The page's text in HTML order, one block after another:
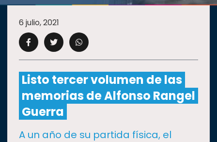
ACADEMIA
CAMPUS UANL
CULTURA
DEPORTES
6 julio, 2021
Listo tercer volumen de las
memorias de Alfonso Rangel
Guerra
A un año de su partida física, el